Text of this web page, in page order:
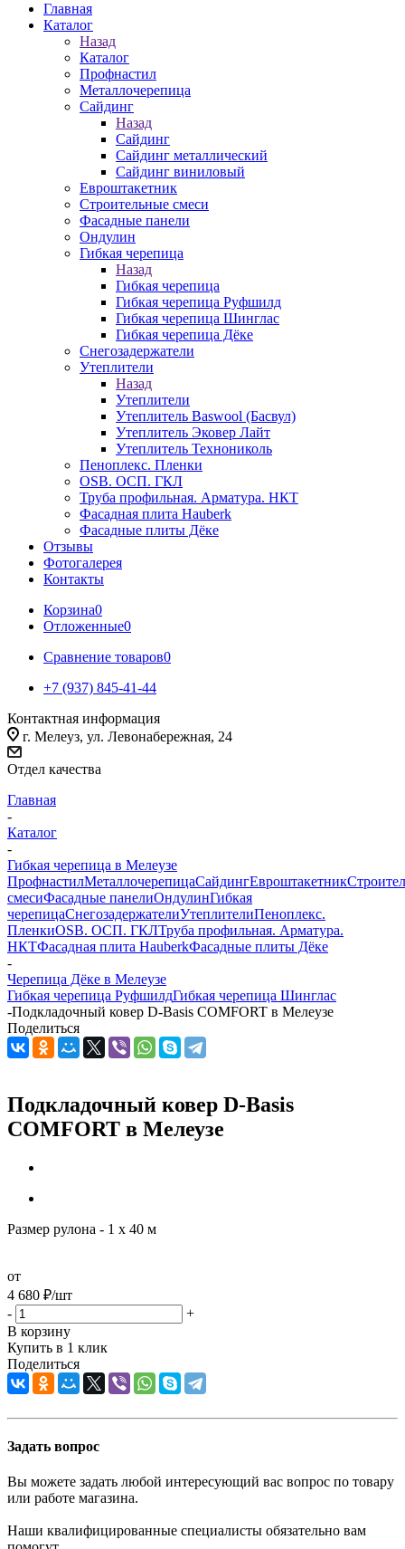
Главная
Каталог
Назад
Каталог
Профнастил
Металлочерепица
Сайдинг
Назад
Сайдинг
Сайдинг металлический
Сайдинг виниловый
Евроштакетник
Строительные смеси
Фасадные панели
Ондулин
Гибкая черепица
Назад
Гибкая черепица
Гибкая черепица Руфшилд
Гибкая черепица Шинглас
Гибкая черепица Дёке
Снегозадержатели
Утеплители
Назад
Утеплители
Утеплитель Baswool (Басвул)
Утеплитель Эковер Лайт
Утеплитель Технониколь
Пеноплекс. Пленки
OSB. ОСП. ГКЛ
Труба профильная. Арматура. НКТ
Фасадная плита Hauberk
Фасадные плиты Дёке
Отзывы
Фотогалерея
Контакты
Корзина0
Отложенные0
Сравнение товаров0
+7 (937) 845-41-44
Контактная информация
г. Мелеуз, ул. Левонабережная, 24
Отдел качества
Главная
-
Каталог
-
Гибкая черепица в Мелеузе
ПрофнастилМеталлочерепицаСайдингЕвроштакетник
смесиФасадные панелиОндулинГибкая
черепицаСнегозадержателиУтеплителиПеноплекс.
ПленкиOSB. ОСП. ГКЛТруба профильная. Арматура.
НКТФасадная плита HauberkФасадные плиты Дёке
-
Черепица Дёке в Мелеузе
Гибкая черепица РуфшилдГибкая черепица Шинглас
-Подкладочный ковер D-Basis СOMFORT в Мелеузе
Поделиться
Подкладочный ковер D-Basis
СOMFORT в Мелеузе
Размер рулона - 1 х 40 м
от
4 680 ₽/шт
-
+
В корзину
Купить в 1 клик
Поделиться
Задать вопрос
Вы можете задать любой интересующий вас вопрос по товару
или работе магазина.
Наши квалифицированные специалисты обязательно вам